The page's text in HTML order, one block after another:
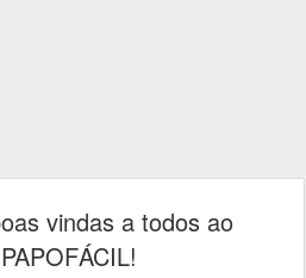
vindas a todos ao
PAPOFÁCIL!